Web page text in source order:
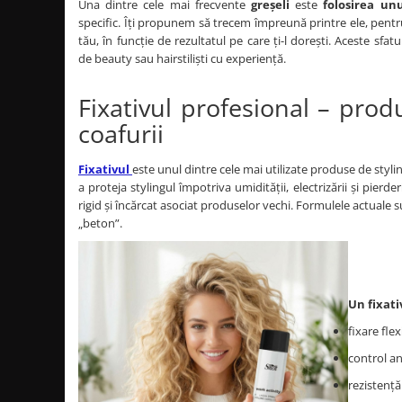
Echipament lucru salon
Accesorii curatare perii si piepteni
Extensii par natural
Cap manechin par natural
Trepiede cap manechin
Foarfece de tuns
Foarfece de filat
Una dintre cele mai frecvente greșeli estefolosirea
specific. Îți propunem să trecem împreună printre ele,
tău, în funcție de rezultatul pe care ți-l dorești. Aceste
de beauty sau hairstiliști cu experiență.
Fixativul profesional –
coafurii
Fixativuleste unul dintre cele mai utilizate produse de
a proteja stylingul împotriva umidității, electrizării și
rigid și încărcat asociat produselor vechi. Formulele actuale
„beton”.
Un
fixare
control